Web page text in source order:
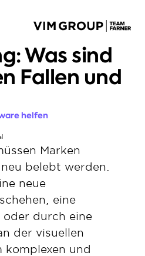
Was sind
Fallen und
helfen
Marken
belebt werden.
neue
eine
oder durch eine
der visuellen
komplexen und